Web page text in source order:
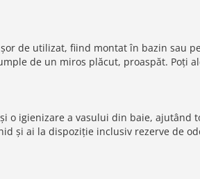
de utilizat, fiind montat în bazin sau
de un miros plăcut, proaspăt. Poți
o igienizare a vasului din baie, ajutând
și ai la dispoziție inclusiv rezerve de